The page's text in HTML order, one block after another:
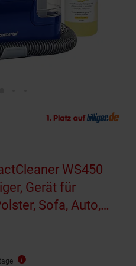
WS450
Gerät für
Sofa, Auto,